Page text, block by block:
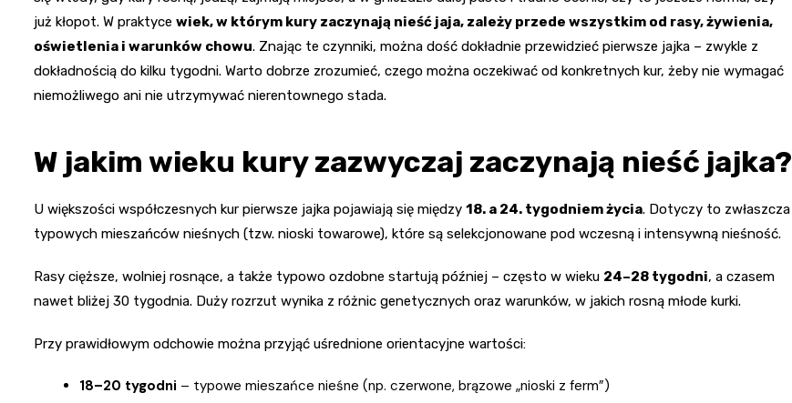
już kłopot. W praktyce wiek, w którym kury zaczynają nieść jaja, zależy przede wszystkim od rasy, żywienia,
oświetlenia i warunków chowu. Znając te czynniki, można dość dokładnie przewidzieć pierwsze jajka – zwykle z
dokładnością do kilku tygodni. Warto dobrze zrozumieć, czego można oczekiwać od konkretnych kur, żeby nie wymagać
niemożliwego ani nie utrzymywać nierentownego stada.
W jakim wieku kury zazwyczaj zaczynają nieść jajka?
U większości współczesnych kur pierwsze jajka pojawiają się między 18. a 24. tygodniem życia. Dotyczy to zwłaszcza
typowych mieszańców nieśnych (tzw. nioski towarowe), które są selekcjonowane pod wczesną i intensywną nieśność.
Rasy cięższe, wolniej rosnące, a także typowo ozdobne startują później – często w wieku 24–28 tygodni, a czasem
nawet bliżej 30 tygodnia. Duży rozrzut wynika z różnic genetycznych oraz warunków, w jakich rosną młode kurki.
Przy prawidłowym odchowie można przyjąć uśrednione orientacyjne wartości:
18–20 tygodni – typowe mieszańce nieśne (np. czerwone, brązowe „nioski z ferm”)